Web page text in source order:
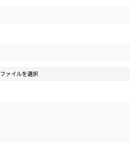
ファイルを選択